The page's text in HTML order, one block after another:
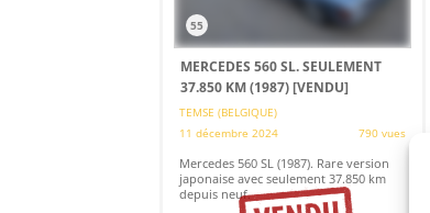
55
MERCEDES 560 SL. SEULEMENT
37.850 KM (1987)[VENDU]
TEMSE (BELGIQUE)
11 décembre 2024
790 vues
Mercedes 560 SL (1987). Rare version
japonaise avec seulement 37.850 km
depuis neuf.